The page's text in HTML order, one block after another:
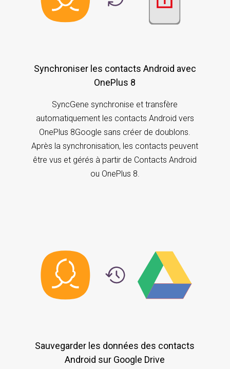
Synchroniser les contacts Android avec
OnePlus 8
SyncGene synchronise et transfère
automatiquement les contacts Android vers
OnePlus 8Google sans créer de doublons.
Après la synchronisation, les contacts peuvent
être vus et gérés à partir de Contacts Android
ou OnePlus 8.
Sauvegarder les données des contacts
Android sur Google Drive